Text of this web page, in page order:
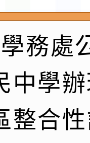
參觀特色
計畫」
民國畫廊
臺北
教育日」
第1學
分次招考)
課後照
課程
總會划船
務處
中學
整合